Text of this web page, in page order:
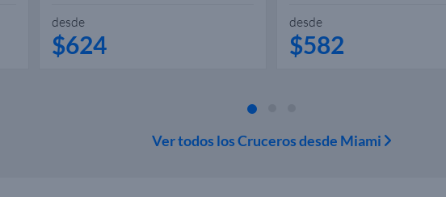
desde
$624
desde
$582
Ver todos los Cruceros desde Miami